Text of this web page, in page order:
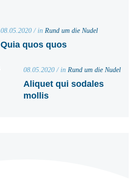
08.05.2020 / in Rund um die Nudel
Quia quos quos
08.05.2020 / in Rund um die Nudel
Aliquet qui sodales
mollis